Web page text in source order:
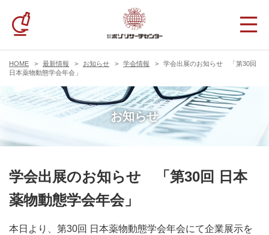
HOME 最新情報 お知らせ 学会情報
学会出展のお知らせ 「第30回
日本薬物動態学会年会」
お知らせ
学会出展のお知らせ 「第30回 日本
薬物動態学会年会」
本日より、第30回 日本薬物動態学会年会にて企業展示を